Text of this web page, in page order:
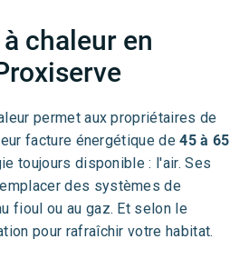
chaleur en
permet aux propriétaires de
facture énergétique de 45 à 65
toujours disponible : l'air. Ses
des systèmes de
fioul ou au gaz. Et selon le
pour rafraîchir votre habitat.